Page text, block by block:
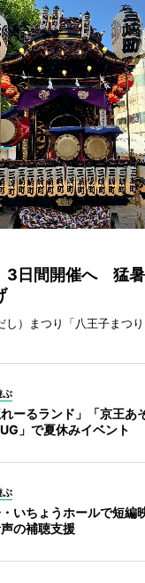
3日間開催へ 猛
）まつり「八王子まつり
ぶ
れーるランド」「京王あ
」で夏休みイベント
ぶ
・いちょうホールで短
の補聴支援